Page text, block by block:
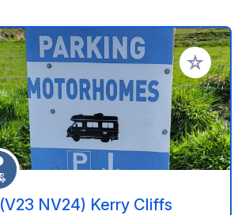
Voeg
(V23 NV24) Kerry Cliffs